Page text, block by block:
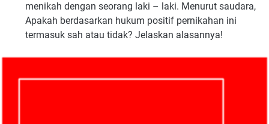
menikah dengan seorang laki – laki. Menurut saudara,
Apakah berdasarkan hukum positif pernikahan ini
termasuk sah atau tidak? Jelaskan alasannya!